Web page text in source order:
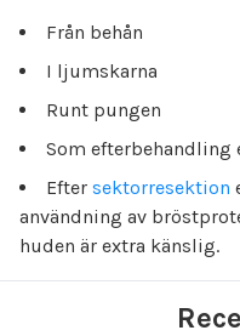
Från behån
I ljumskarna
Runt pungen
Som efterbehandling
Efter sektorresektion
användning av
huden är extra känslig.